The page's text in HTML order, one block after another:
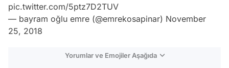
pic.twitter.com/5ptz7D2TUV
— bayram oğlu emre (@emrekosapinar) November
25, 2018
Yorumlar ve Emojiler Aşağıda